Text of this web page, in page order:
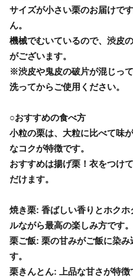
サイズが小さい栗のお届けで
ん。
機械でむいているので、渋皮
がございます。
※渋皮や鬼皮の破片が混じっ
洗ってからご使用ください。
○おすすめの食べ方
小粒の栗は、大粒に比べて味
なコクが特徴です。
おすすめは揚げ栗！衣をつけ
だけます。
焼き栗: 香ばしい香りとホク
ルながら最高の楽しみ方です。
栗ご飯: 栗の甘みがご飯に染
す。
栗きんとん: 上品な甘さが特